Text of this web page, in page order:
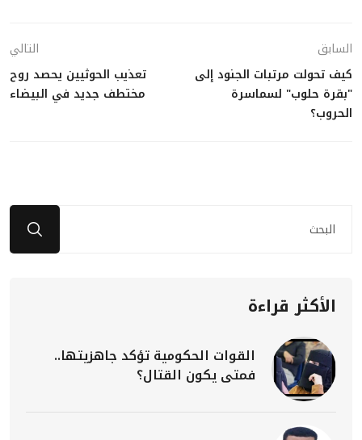
السابق
كيف تحولت مرتبات الجنود إلى
"بقرة حلوب" لسماسرة
الحروب؟
التالي
تعذيب الحوثيين يحصد روح
مختطف جديد في البيضاء
الأكثر قراءة
القوات الحكومية تؤكد جاهزيتها..
فمتى يكون القتال؟